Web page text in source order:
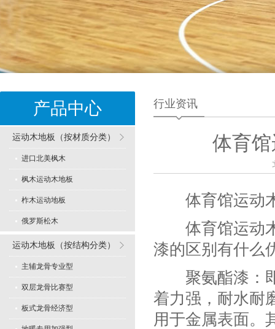
产品中心
运动木地板（按材质分类）
进口北美枫木
枫木运动木地板
柞木运动地板
俄罗斯松木
运动木地板（按结构分类）
主辅龙骨专业型
双层龙骨比赛型
板式龙骨经济型
行业资讯
体育
体育馆运动木
体育馆运动木
漆的区别有什么
聚氨酯漆：即
着力强，耐水耐
用于金属表面。